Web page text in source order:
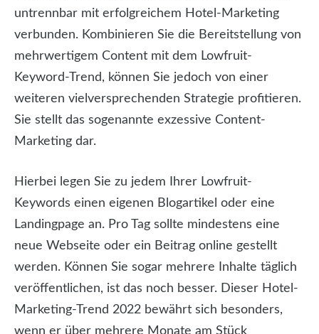
untrennbar mit erfolgreichem Hotel-Marketing
verbunden. Kombinieren Sie die Bereitstellung von
mehrwertigem Content mit dem Lowfruit-
Keyword-Trend, können Sie jedoch von einer
weiteren vielversprechenden Strategie profitieren.
Sie stellt das sogenannte exzessive Content-
Marketing dar.
Hierbei legen Sie zu jedem Ihrer Lowfruit-
Keywords einen eigenen Blogartikel oder eine
Landingpage an. Pro Tag sollte mindestens eine
neue Webseite oder ein Beitrag online gestellt
werden. Können Sie sogar mehrere Inhalte täglich
veröffentlichen, ist das noch besser. Dieser Hotel-
Marketing-Trend 2022 bewährt sich besonders,
wenn er über mehrere Monate am Stück